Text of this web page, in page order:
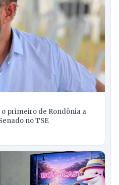
o primeiro de Rondônia a
no TSE